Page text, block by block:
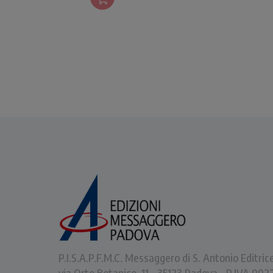
P.I.S.A.P.F.M.C. Messaggero di S. Antonio